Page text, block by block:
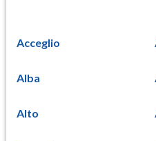
Acceglio
Alba
Alto